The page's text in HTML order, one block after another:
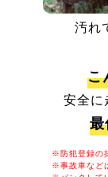
汚れ
こ
安全に
最
※防犯登録の
※事故車など